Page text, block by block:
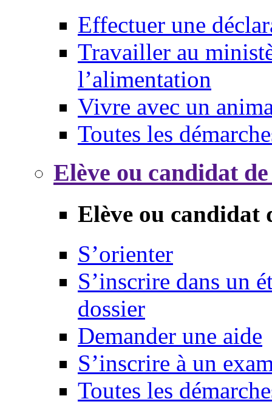
Effectuer une
Travailler au
l’alimentation
Vivre avec un
Toutes les
Elève ou candidat
Elève ou candidat
S’orienter
S’inscrire dans un
dossier
Demander une aide
S’inscrire à un
Toutes les